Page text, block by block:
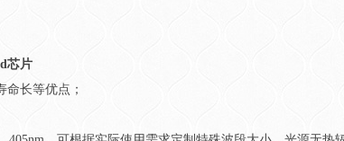
芯片
命长等优点；